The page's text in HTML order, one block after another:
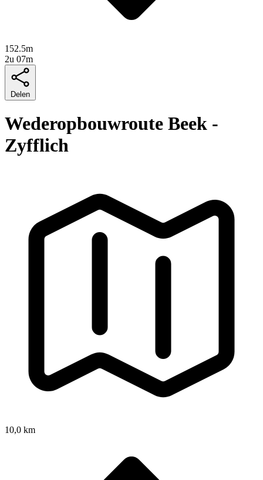
152.5m
2u 07m
Delen
Wederopbouwroute Beek -
Zyfflich
10,0 km